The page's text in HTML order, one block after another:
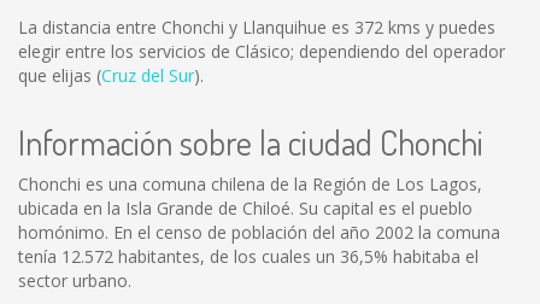
La distancia entre Chonchi y Llanquihue es 372 kms y puedes
elegir entre los servicios de Clásico; dependiendo del operador
que elijas (Cruz del Sur).
Información sobre la ciudad Chonchi
Chonchi es una comuna chilena de la Región de Los Lagos,
ubicada en la Isla Grande de Chiloé. Su capital es el pueblo
homónimo. En el censo de población del año 2002 la comuna
tenía 12.572 habitantes, de los cuales un 36,5% habitaba el
sector urbano.